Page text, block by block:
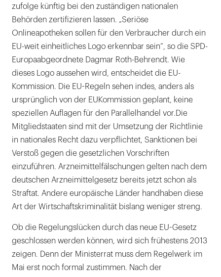
zufolge künftig bei den zuständigen nationalen
Behörden zertifizieren lassen. „Seriöse
Onlineapotheken sollen für den Verbraucher durch ein
EU-weit einheitliches Logo erkennbar sein“, so die SPD-
Europaabgeordnete Dagmar Roth-Behrendt. Wie
dieses Logo aussehen wird, entscheidet die EU-
Kommission. Die EU-Regeln sehen indes, anders als
ursprünglich von der EUKommission geplant, keine
speziellen Auflagen für den Parallelhandel vor.Die
Mitgliedstaaten sind mit der Umsetzung der Richtlinie
in nationales Recht dazu verpflichtet, Sanktionen bei
Verstoß gegen die gesetzlichen Vorschriften
einzuführen. Arzneimittelfälschungen gelten nach dem
deutschen Arzneimittelgesetz bereits jetzt schon als
Straftat. Andere europäische Länder handhaben diese
Art der Wirtschaftskriminalität bislang weniger streng.
Ob die Regelungslücken durch das neue EU-Gesetz
geschlossen werden können, wird sich frühestens 2013
zeigen. Denn der Ministerrat muss dem Regelwerk im
Mai erst noch formal zustimmen. Nach der